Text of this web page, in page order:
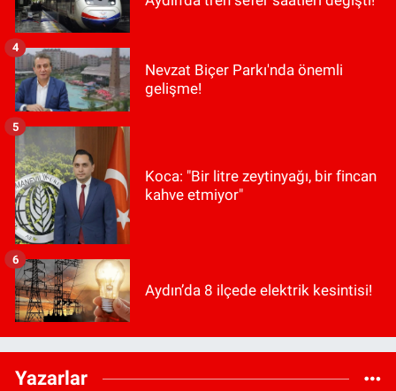
Nevzat Biçer Parkı'nda önemli
gelişme!
4
Koca: "Bir litre zeytinyağı, bir fincan
kahve etmiyor"
5
Aydın’da 8 ilçede elektrik kesintisi!
6
Yazarlar